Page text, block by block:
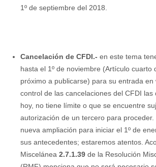
1º de septiembre del 2018.
Cancelación de CFDI.- en este tema
hasta el 1º de noviembre (Artículo cuarto
próximo a publicarse) para su entrada
control de las cancelaciones del CFDI las
hoy, no tiene límite o que se encuentre
autorización de un tercero para
nueva ampliación para iniciar el 1º de
sus antecedentes; estaremos atentos.
Miscelánea 2.7.1.39de la Resolución